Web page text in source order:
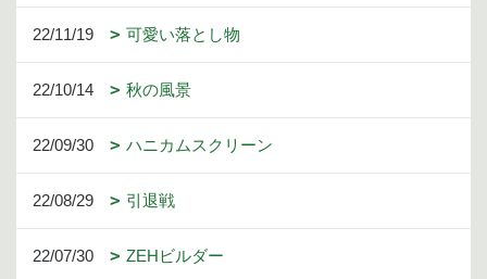
22/11/19 可愛い落とし物
22/10/14 秋の風景
22/09/30 ハニカムスクリーン
22/08/29 引退戦
22/07/30 ZEHビルダー